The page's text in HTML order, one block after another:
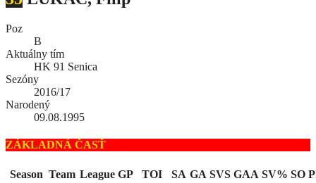
Poz
B
Aktuálny tím
HK 91 Senica
Sezóny
2016/17
Narodený
09.08.1995
ZÁKLADNÁ ČASŤ
Season Team League GP TOI SA GA SVS GAA SV% SO